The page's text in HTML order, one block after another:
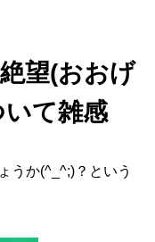
望(おおげ
て雑感
うか(^_^;)？という